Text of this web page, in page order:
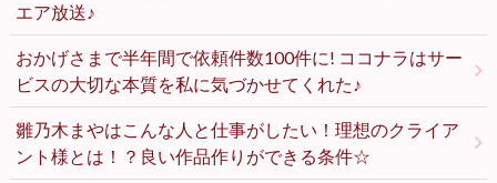
エア放送♪
おかげさまで半年間で依頼件数100件に! ココナラはサー
ビスの大切な本質を私に気づかせてくれた♪
雛乃木まやはこんな人と仕事がしたい！理想のクライア
ント様とは！？良い作品作りができる条件☆